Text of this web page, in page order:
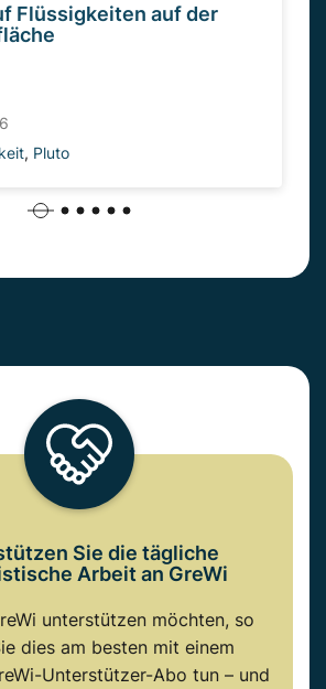
Flüssigkeiten auf der
, Pluto
Sie die tägliche
Arbeit an GreWi
unterstützen möchten, so
dies am besten mit einem
Unterstützer-Abo tun – und